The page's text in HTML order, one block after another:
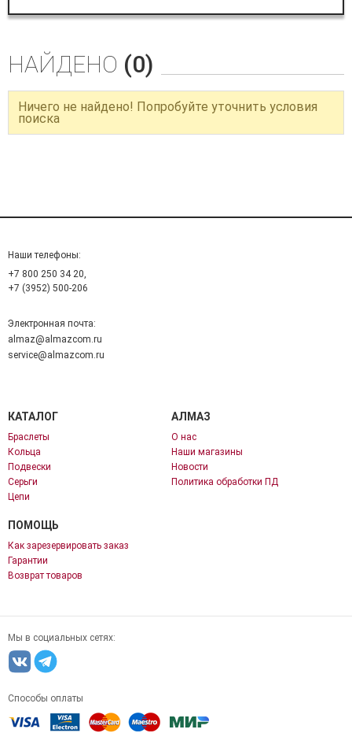
НАЙДЕНО (0)
Ничего не найдено! Попробуйте уточнить условия
поиска
Наши телефоны:
+7 800 250 34 20,
+7 (3952) 500-206
Электронная почта:
almaz@almazcom.ru
service@almazcom.ru
КАТАЛОГ
Браслеты
Кольца
Подвески
Серьги
Цепи
АЛМАЗ
О нас
Наши магазины
Новости
Политика обработки ПД
ПОМОЩЬ
Как зарезервировать заказ
Гарантии
Возврат товаров
Мы в социальных сетях:
Способы оплаты